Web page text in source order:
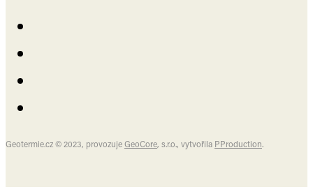
Geotermie.cz © 2023, provozujeGeoCore, s.r.o., vytvořila PProduction.